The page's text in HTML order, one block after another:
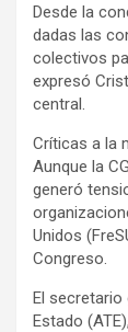
Desde la
dadas las
colectivos
expresó
central.
Críticas a la
Aunque la
generó
Unidos
Congreso.
El secretario
Estado